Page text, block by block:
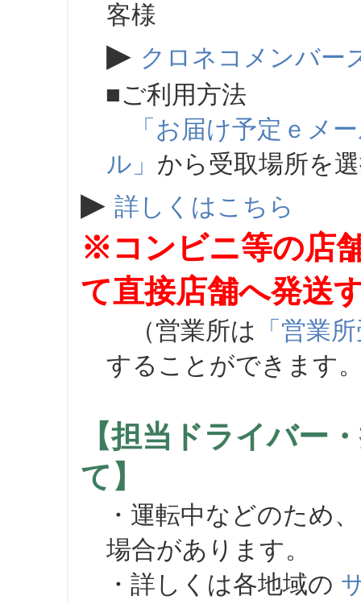
客様
▶ クロネコメンバー
■ご利用方法
「お届け予定ｅメ
ル」 から受取場所を
▶ 詳しくはこちら
※コンビニ等の店
て直接店舗へ発送
（営業所は 「営業
することができます
【担当ドライバー
て】
・運転中などのため
場合があります。
・詳しくは各地域の